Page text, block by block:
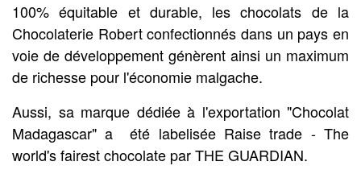
100% équitable et durable, les chocolats de la
Chocolaterie Robert confectionnés dans un pays en
voie de développement génèrent ainsi un maximum
de richesse pour l'économie malgache.
Aussi, sa marque dédiée à l'exportation "Chocolat
Madagascar" a été labelisée Raise trade - The
world's fairest chocolate par THE GUARDIAN.